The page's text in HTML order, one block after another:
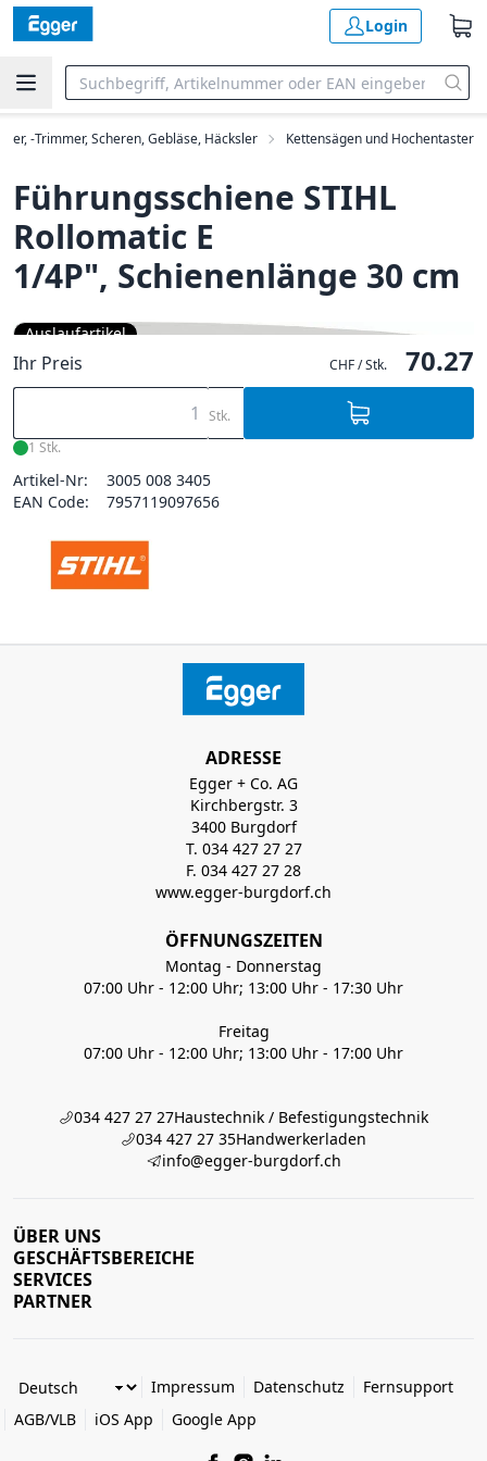
Login
-Trimmer, Scheren, Gebläse, Häcksler Kettensägen und Hochentaster
Führungsschiene STIHL
Rollomatic E
1/4P", Schienenlänge 30 cm
Auslaufartikel
Ihr Preis CHF / Stk. 70.27
Stk.
1 Stk.
Artikel-Nr:
3005 008 3405
EAN Code:
7957119097656
ADRESSE
Egger + Co. AG
Kirchbergstr. 3
3400 Burgdorf
T. 034 427 27 27
F. 034 427 27 28
www.egger-burgdorf.ch
ÖFFNUNGSZEITEN
Montag - Donnerstag
07:00 Uhr - 12:00 Uhr; 13:00 Uhr - 17:30 Uhr
Freitag
07:00 Uhr - 12:00 Uhr; 13:00 Uhr - 17:00 Uhr
034 427 27 27Haustechnik / Befestigungstechnik
034 427 27 35Handwerkerladen
info@egger-burgdorf.ch
ÜBER UNS
GESCHÄFTSBEREICHE
SERVICES
PARTNER
Impressum Datenschutz
Fernsupport
AGB/VLB
iOS App Google App